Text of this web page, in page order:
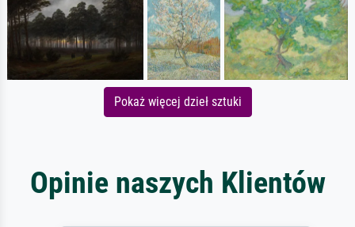
Pokaż więcej dzieł sztuki
Opinie naszych Klientów